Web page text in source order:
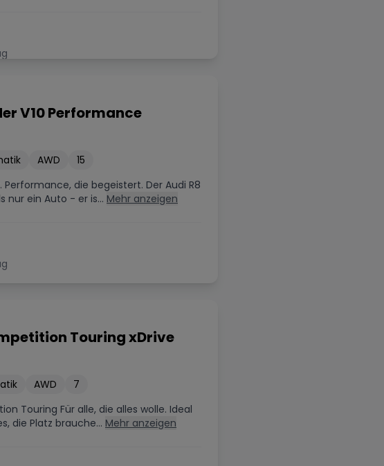
V10 Performance
AWD
15
Performance, die begeistert. Der Audi R8
nur ein Auto - er is... Mehr anzeigen
Touring xDrive
AWD
7
Touring Für alle, die alles wolle. Ideal
die Platz brauche... Mehr anzeigen